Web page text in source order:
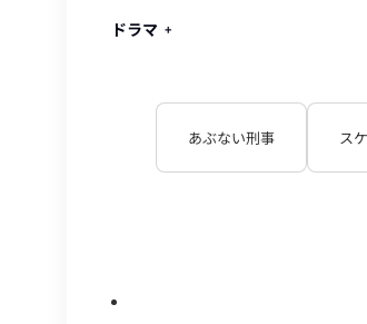
ドラマ
あぶない刑事 ス